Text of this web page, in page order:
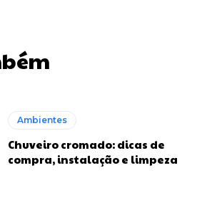
Ambientes
Chuveiro cromado: dicas de
compra, instalação e limpeza